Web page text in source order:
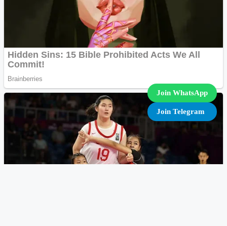
Join WhatsApp
Join Telegram